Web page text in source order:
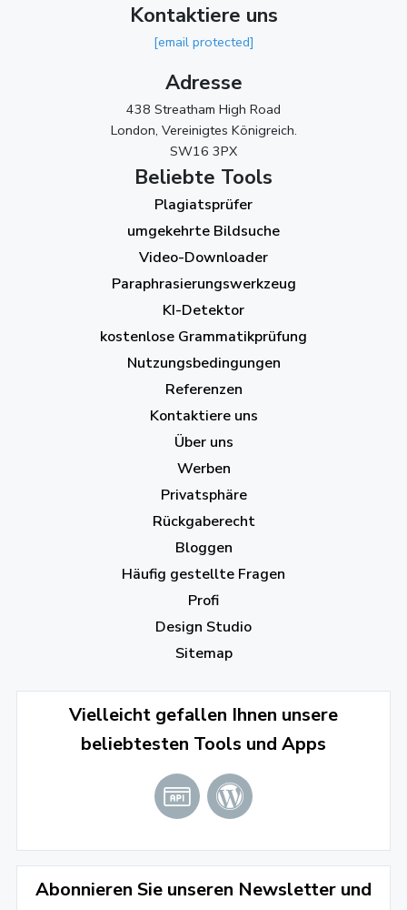
Kontaktiere uns
[email protected]
Adresse
438 Streatham High Road
London, Vereinigtes Königreich.
SW16 3PX
Beliebte Tools
Plagiatsprüfer
umgekehrte Bildsuche
Video-Downloader
Paraphrasierungswerkzeug
KI-Detektor
kostenlose Grammatikprüfung
Nutzungsbedingungen
Referenzen
Kontaktiere uns
Über uns
Werben
Privatsphäre
Rückgaberecht
Bloggen
Häufig gestellte Fragen
Profi
Design Studio
Sitemap
Vielleicht gefallen Ihnen unsere
beliebtesten Tools und Apps
Abonnieren Sie unseren Newsletter und